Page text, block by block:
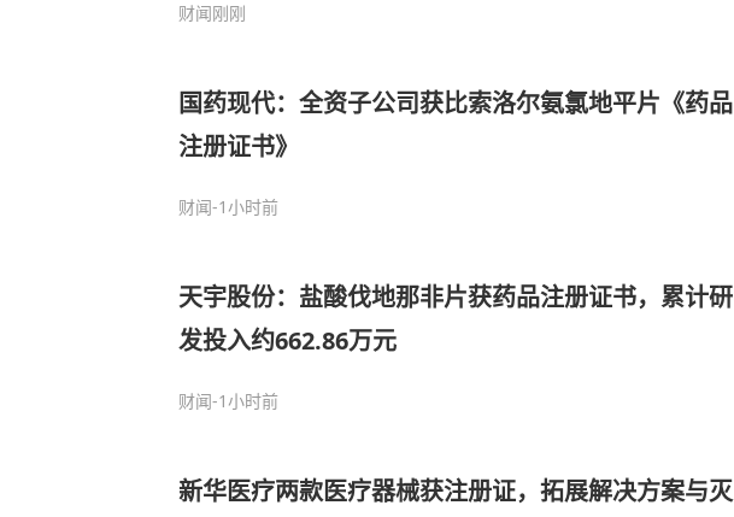
财闻刚刚
国药现代：全资子公司获比索洛尔氨氯地平片《药品
注册证书》
财闻-1小时前
天宇股份：盐酸伐地那非片获药品注册证书，累计研
发投入约662.86万元
财闻-1小时前
新华医疗两款医疗器械获注册证，拓展解决方案与灭